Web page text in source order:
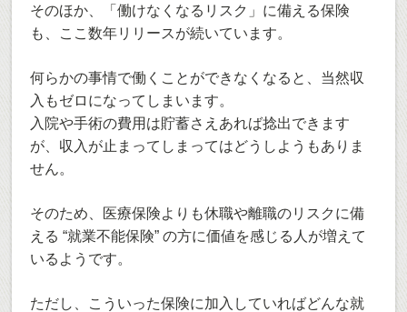
そのほか、「働けなくなるリスク」に備える保険
も、ここ数年リリースが続いています。
何らかの事情で働くことができなくなると、当然収
入もゼロになってしまいます。
入院や手術の費用は貯蓄さえあれば捻出できます
が、収入が止まってしまってはどうしようもありま
せん。
そのため、医療保険よりも休職や離職のリスクに備
える “就業不能保険” の方に価値を感じる人が増えて
いるようです。
ただし、こういった保険に加入していればどんな就